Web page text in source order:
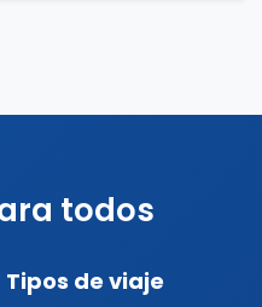
todos
Tipos de viaje